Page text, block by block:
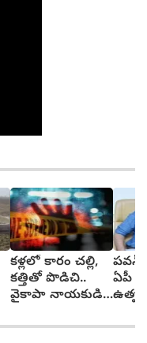
కళ్లలో కారం చల్లి,
కత్తితో పొడిచి..
వైకాపా నాయకుడి
పవన్
ఏపీ